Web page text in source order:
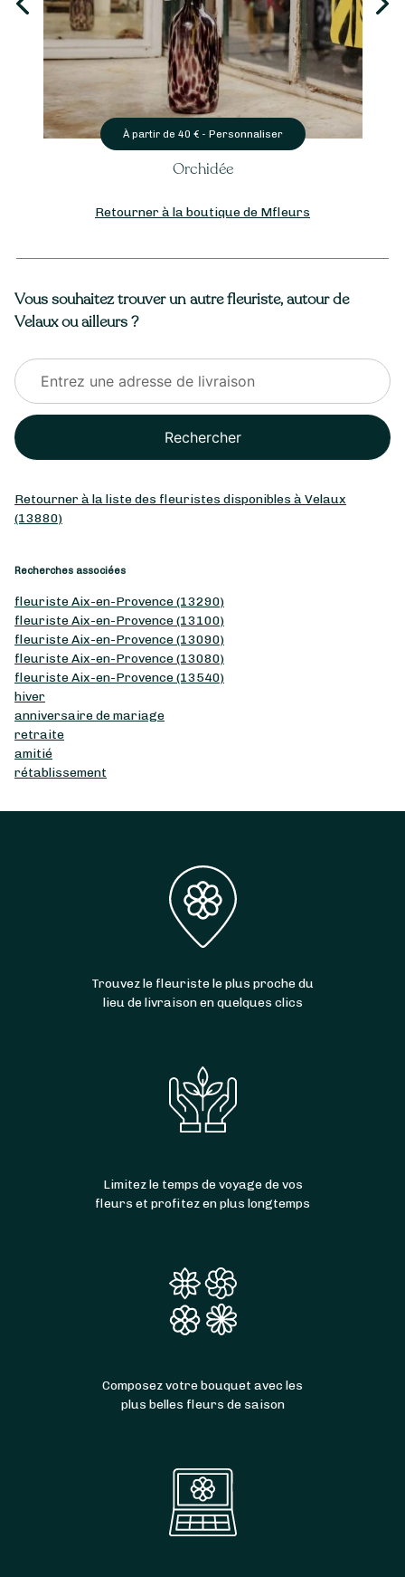
À partir de 40 € - Personnaliser
Orchidée
Retourner à la boutique de Mfleurs
Vous souhaitez trouver un autre fleuriste, autour de
Velaux ou ailleurs ?
Rechercher
Retourner à la liste des fleuristes disponibles à Velaux
(13880)
Recherches associées
fleuriste Aix-en-Provence (13290)
fleuriste Aix-en-Provence (13100)
fleuriste Aix-en-Provence (13090)
fleuriste Aix-en-Provence (13080)
fleuriste Aix-en-Provence (13540)
hiver
anniversaire de mariage
retraite
amitié
rétablissement
Trouvez le fleuriste le plus proche du
lieu de livraison en quelques clics
Limitez le temps de voyage de vos
fleurs et profitez en plus longtemps
Composez votre bouquet avec les
plus belles fleurs de saison